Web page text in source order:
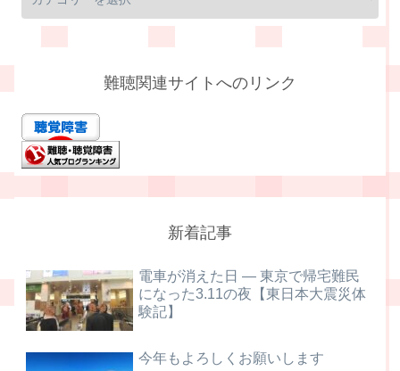
難聴関連サイトへのリンク
新着記事
電車が消えた日 ― 東京で帰宅難民
になった3.11の夜【東日本大震災体
験記】
今年もよろしくお願いします